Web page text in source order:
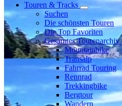
Touren & Tracks
Suchen
Die schönsten Touren
Die Top Favoriten
Gesamtes Tourenarchiv
Mountainbike
Transalp
Fahrrad Touring
Rennrad
Trekkingbike
Bergtour
Wandern